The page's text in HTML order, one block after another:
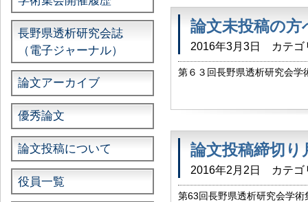
論文未投稿の方
2016年3月3日 カテ
第６３回長野県透析研究会学
論文投稿締切
2016年2月2日 カテ
第63回長野県透析研究会学
長野県透析研究会誌
（電子ジャーナル）
論文アーカイブ
優秀論文
論文投稿について
役員一覧